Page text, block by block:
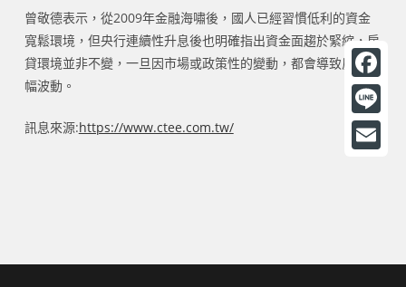
曾敬德表示，從2009年金融海嘯後，國人已經習慣低利的資金
寬鬆環境，但央行連續性升息後也明確指出資金面趨於緊縮，房
貸環境並非不變，一旦因市場或政策性的變動，都會導致房市大
幅波動。
訊息來源:https://www.ctee.com.tw/
F
a
c
o
L